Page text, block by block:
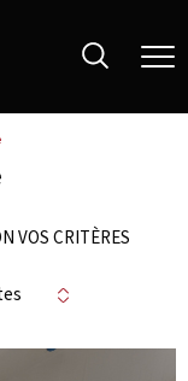
VOS CRITÈRES